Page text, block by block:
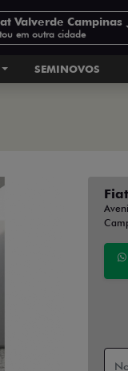
Valverde Campinas
em outra cidade
SEMINOVOS